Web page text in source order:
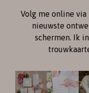
Volg me online via
nieuwste
schermen. Ik